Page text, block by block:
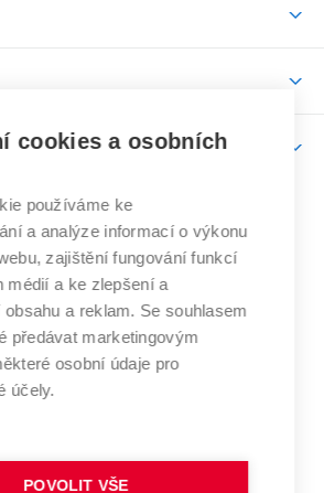
roku
studentů
rada
výzkumu
fondů
ContriBUTe
učení
technické
V BRNĚ
www.vut.cz
vut@vutbr.cz
cookies a osobních
používáme ke
a analýze informací o výkonu
zajištění fungování funkcí
médií a ke zlepšení a
obsahu a reklam. Se souhlasem
předávat marketingovým
osobní údaje pro
účely.
POVOLIT VŠE